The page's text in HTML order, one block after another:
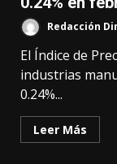
Redacción
El Índice de
industrias
0.24%...
Leer Más